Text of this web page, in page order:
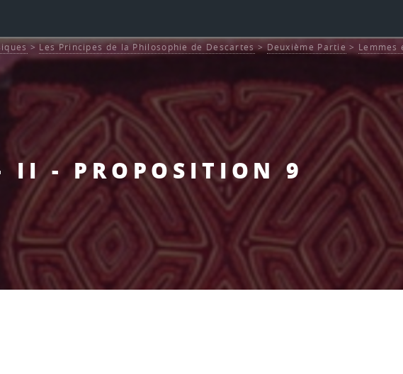
II - PROPOSITION 9
> Les Principes de la Philosophie de Descartes > Deuxième Partie > Lemmes